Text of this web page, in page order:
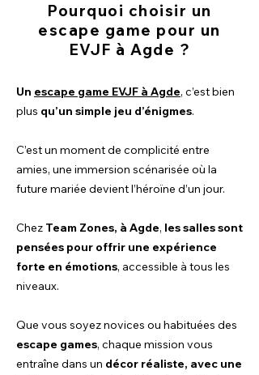
Pourquoi choisir un
escape game pour un
EVJF à Agde ?
Un escape game EVJF à Agde, c’est bien
plus qu’un simple jeu d’énigmes.
C’est un moment de complicité entre
amies, une immersion scénarisée où la
future mariée devient l’héroïne d’un jour.
Chez Team Zones, à Agde, les salles sont
pensées pour offrir une expérience
forte en émotions, accessible à tous les
niveaux.
Que vous soyez novices ou habituées des
escape games, chaque mission vous
entraîne dans un décor réaliste, avec une